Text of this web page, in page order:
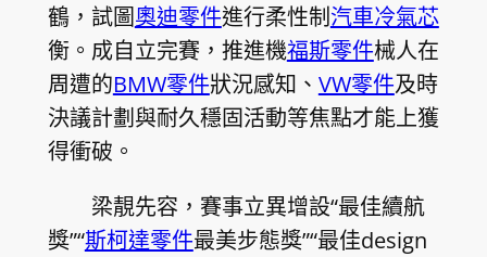
鶴，試圖奧迪零件進行柔性制 汽車冷氣芯
衡。成自立完賽，推進機福斯零件械人在
周遭的BMW零件狀況感知、 VW零件及時
決議計劃與耐久穩固活動等焦點才能上獲
得衝破。
梁靚先容，賽事立異增設“最佳續航
獎”“斯柯達零件最美步態獎”“最佳design